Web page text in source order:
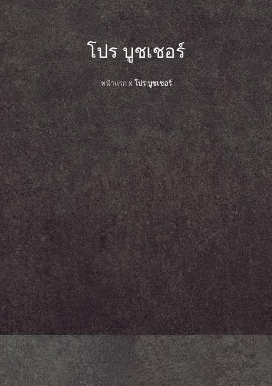
โปร บูชเชอร์
หน้าแรกx โปร บูชเชอร์